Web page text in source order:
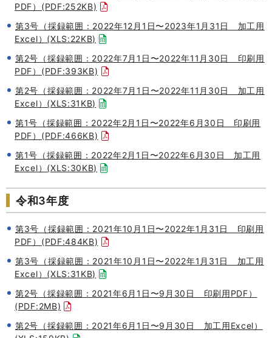
PDF）(PDF:252KB)
第3号（採録範囲：2022年12月1日〜2023年1月31日 加工用
Excel）(XLS:22KB)
第2号（採録範囲：2022年7月1日〜2022年11月30日 印刷用
PDF）(PDF:393KB)
第2号（採録範囲：2022年7月1日〜2022年11月30日 加工用
Excel）(XLS:31KB)
第1号（採録範囲：2022年2月1日〜2022年6月30日 印刷用
PDF）(PDF:466KB)
第1号（採録範囲：2022年2月1日〜2022年6月30日 加工用
Excel）(XLS:30KB)
令和3年度
第3号（採録範囲：2021年10月1日〜2022年1月31日 印刷用
PDF）(PDF:484KB)
第3号（採録範囲：2021年10月1日〜2022年1月31日 加工用
Excel）(XLS:31KB)
第2号（採録範囲：2021年6月1日〜9月30日 印刷用PDF）
(PDF:2MB)
第2号（採録範囲：2021年6月1日〜9月30日 加工用Excel）